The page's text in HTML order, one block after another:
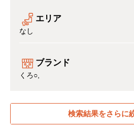
エリア
なし
ブランド
くろ○
検索結果をさらに